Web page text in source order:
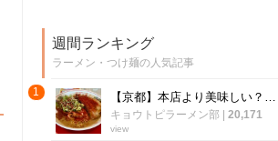
週間ランキング
ラーメン・つけ麺の人気記事
1 【京都】本店より美味しい？！ 43年愛された「天下一品 五条桂店」が閉店へ
キョウトピラーメン部 20,171
view